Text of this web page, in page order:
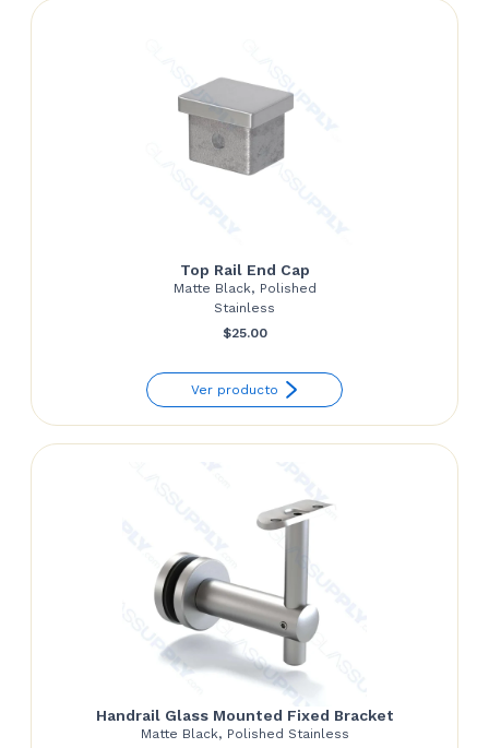
Top Rail End Cap
Matte Black, Polished
Stainless
$25.00
Ver producto
Handrail Glass Mounted Fixed Bracket
Matte Black, Polished Stainless